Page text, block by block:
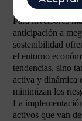
Para inversores
anticipación a
sostenibilidad
el entorno
tendencias, sino
activa y dinámica
minimizan los
La
activos que van